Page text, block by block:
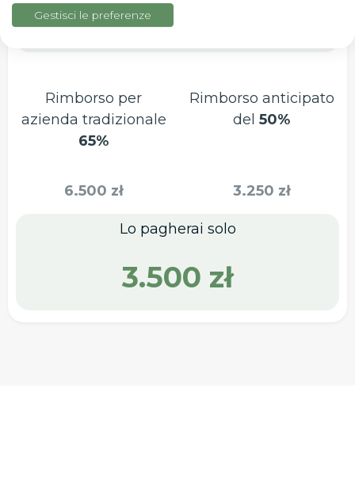
2.000 zł
Rimborso per
azienda tradizionale
65%
Rimborso anticipato
del 50%
6.500 zł 3.250 zł
Lo pagherai solo
3.500 zł
Gestisci le preferenze